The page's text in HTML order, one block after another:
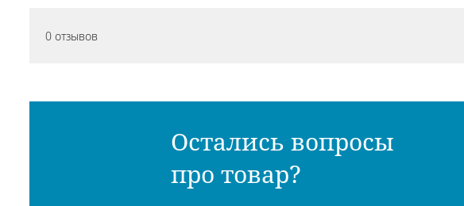
0 отзывов
Остались вопросы
про товар?